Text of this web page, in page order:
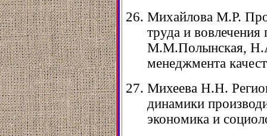
Михайлова М.Р.
труда и
М.М.Полынская,
менеджмента
Михеева Н.Н.
динамики
экономика и